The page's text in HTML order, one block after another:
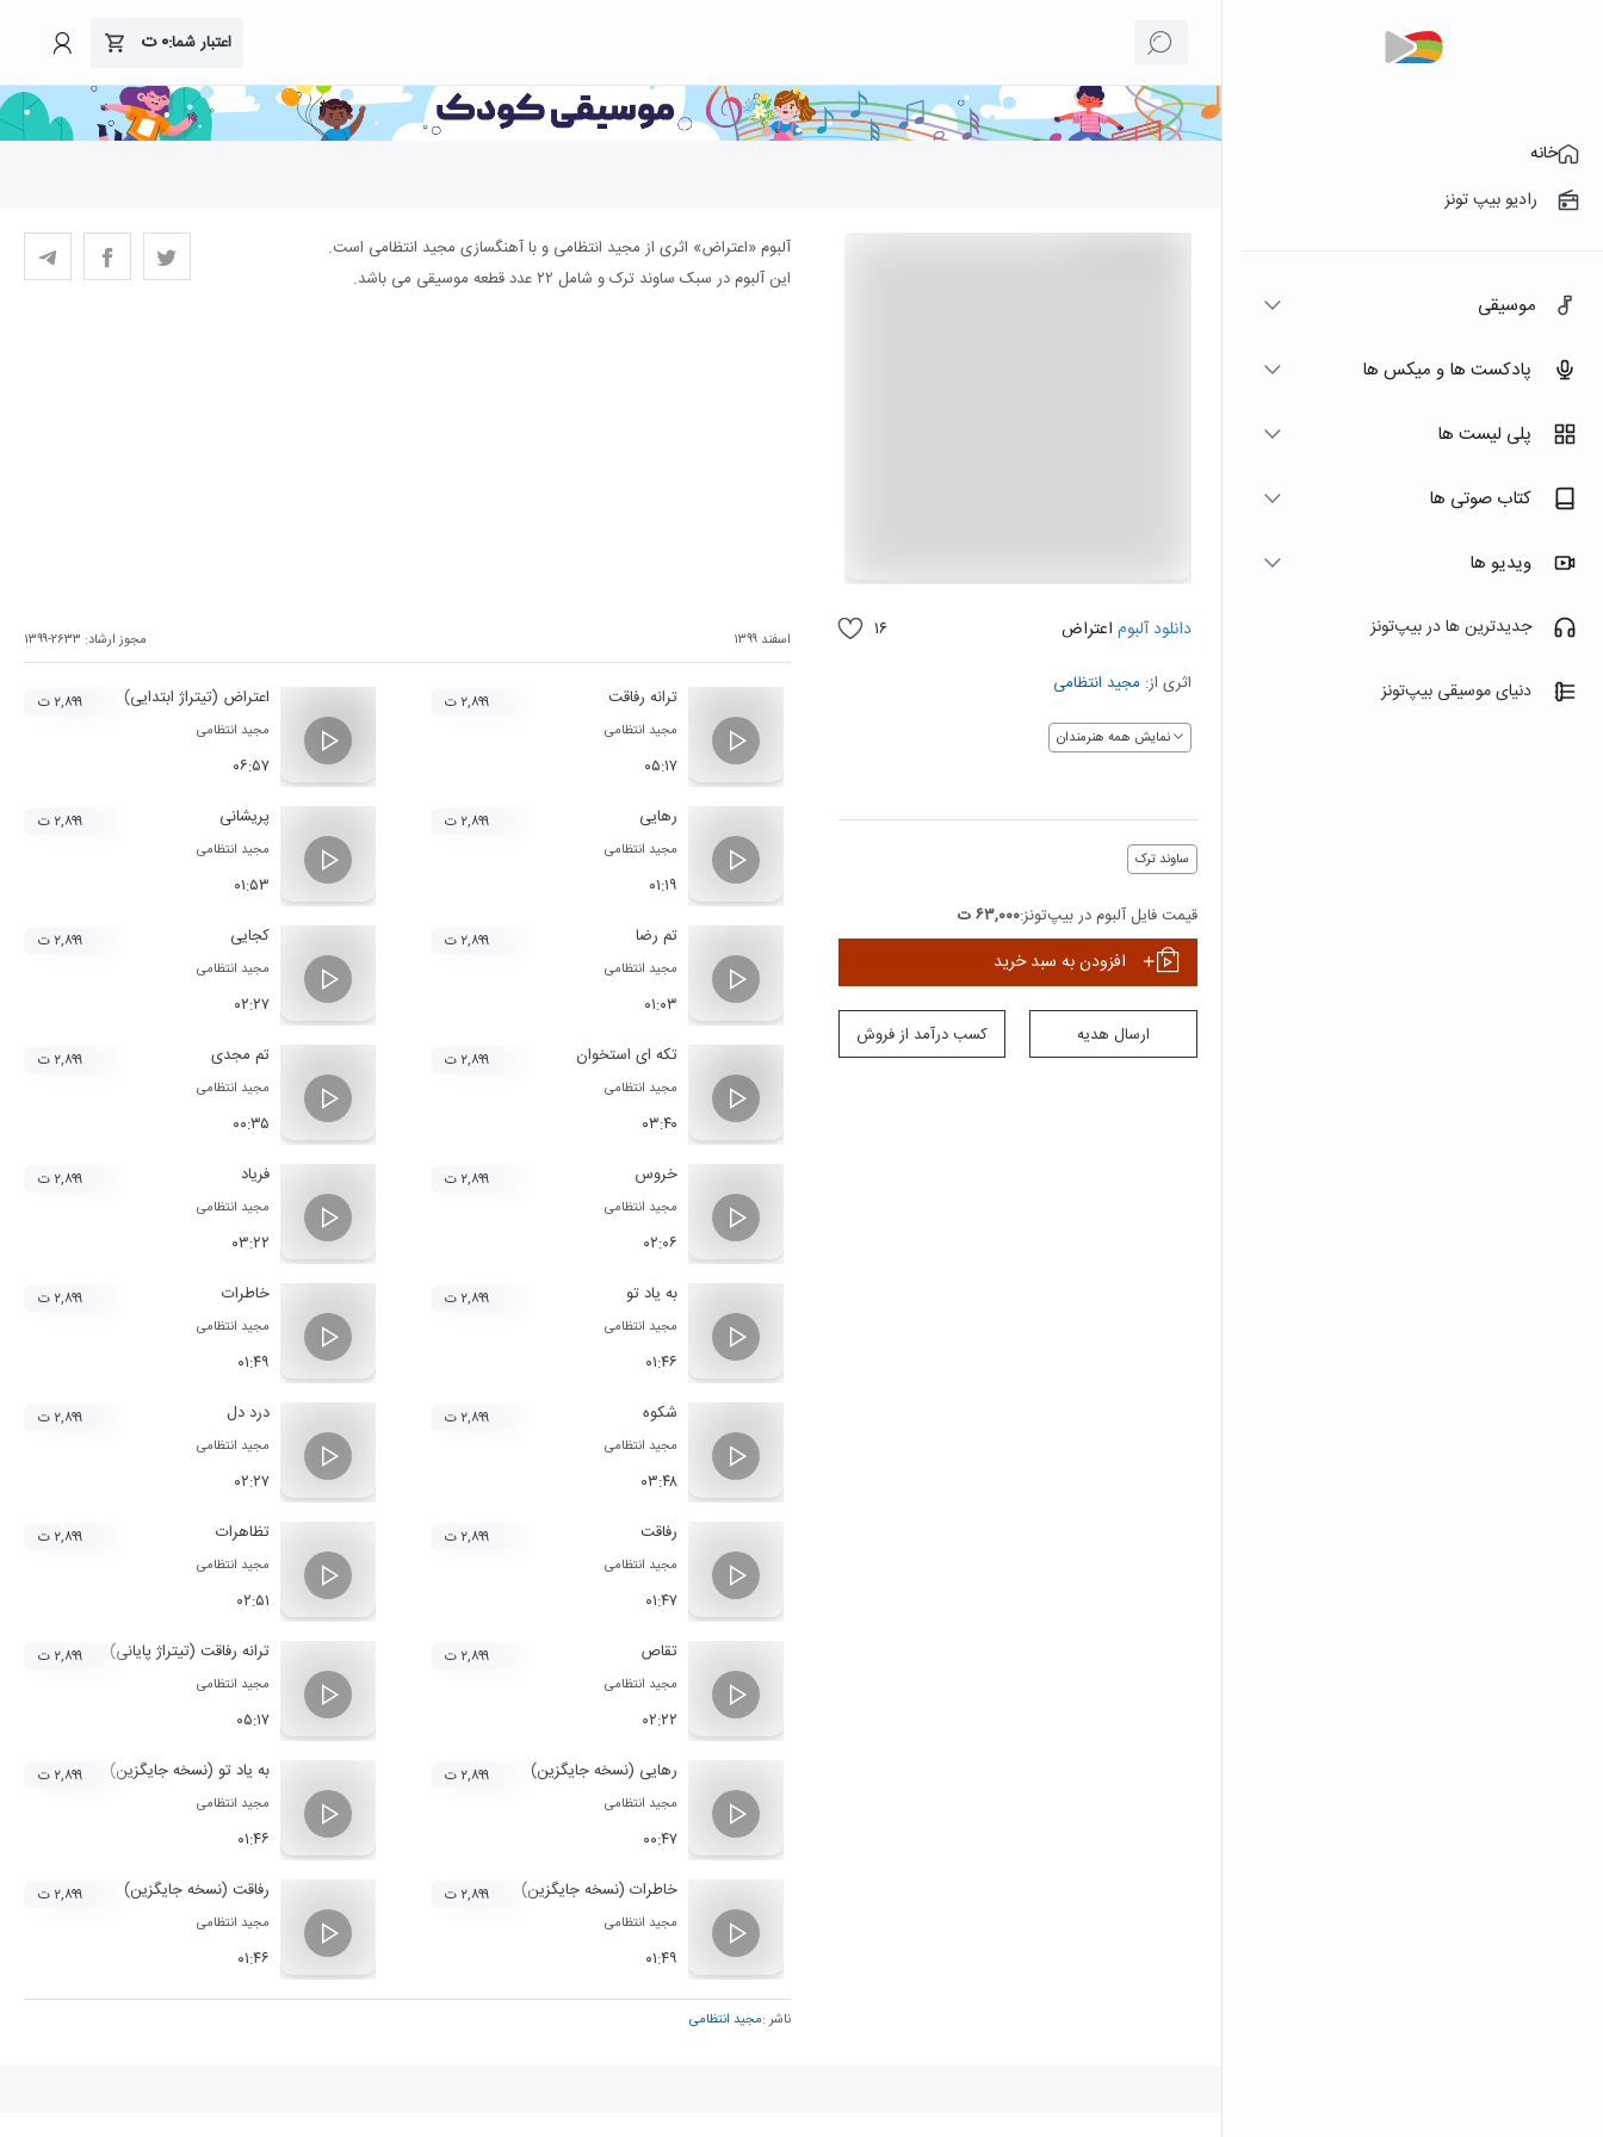
اعتبار شما:۰ت
خانه
رادیو بیپ تونز
موسیقی
پادکست ها و میکس ها
پلی لیست ها
کتاب صوتی ها
ویدیو ها
جدیدترین ها در بیپ‌تونز
دنیای موسیقی بیپ‌تونز
دانلود آلبوم اعتراض
اثری از: مجید انتظامی
نمایش همه هنرمندان
۱۶
ساوند ترک
قیمت فایل آلبوم در بیپ‌تونز:۶۳,۰۰۰ ت
افزودن به سبد خرید
ارسال هدیه کسب درآمد از فروش
آلبوم «اعتراض» اثری از مجید انتظامی و با آهنگسازی مجید انتظامی است.
این آلبوم در سبک ساوند ترک و شامل ۲۲ عدد قطعه موسیقی می باشد.
اسفند ۱۳۹۹ مجوز ارشاد: ۱۳۹۹-۲۶۳۳
ترانه رفاقت
مجید انتظامی
۰۵:۱۷
۲,۸۹۹ ت اعتراض (تیتراژ ابتدایی)
مجید انتظامی
۰۶:۵۷
۲,۸۹۹ ت
رهایی
مجید انتظامی
۰۱:۱۹
۲,۸۹۹ ت پریشانی
مجید انتظامی
۰۱:۵۳
۲,۸۹۹ ت
تم رضا
مجید انتظامی
۰۱:۰۳
۲,۸۹۹ ت کجایی
مجید انتظامی
۰۲:۲۷
۲,۸۹۹ ت
تکه ای استخوان
مجید انتظامی
۰۳:۴۰
۲,۸۹۹ ت تم مجدی
مجید انتظامی
۰۰:۳۵
۲,۸۹۹ ت
خروس
مجید انتظامی
۰۲:۰۶
۲,۸۹۹ ت فریاد
مجید انتظامی
۰۳:۲۲
۲,۸۹۹ ت
به یاد تو
مجید انتظامی
۰۱:۴۶
۲,۸۹۹ ت خاطرات
مجید انتظامی
۰۱:۴۹
۲,۸۹۹ ت
شکوه
مجید انتظامی
۰۳:۴۸
۲,۸۹۹ ت درد دل
مجید انتظامی
۰۲:۲۷
۲,۸۹۹ ت
رفاقت
مجید انتظامی
۰۱:۴۷
۲,۸۹۹ ت تظاهرات
مجید انتظامی
۰۲:۵۱
۲,۸۹۹ ت
تقاص
مجید انتظامی
۰۲:۲۲
۲,۸۹۹ ت ترانه رفاقت (تیتراژ پایانی)
مجید انتظامی
۰۵:۱۷
۲,۸۹۹ ت
رهایی (نسخه جایگزین)
مجید انتظامی
۰۰:۴۷
۲,۸۹۹ ت به یاد تو (نسخه جایگزین)
مجید انتظامی
۰۱:۴۶
۲,۸۹۹ ت
خاطرات (نسخه جایگزین)
مجید انتظامی
۰۱:۴۹
۲,۸۹۹ ت رفاقت (نسخه جایگزین)
مجید انتظامی
۰۱:۴۶
۲,۸۹۹ ت
ناشر :مجید انتظامی